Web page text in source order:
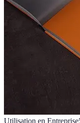
Utilisation en Entreprise